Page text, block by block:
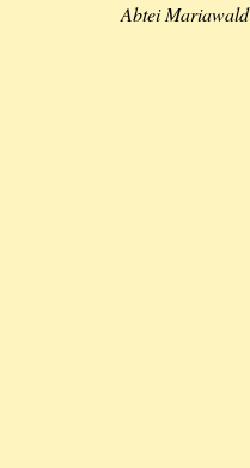
Abtei Mariawald